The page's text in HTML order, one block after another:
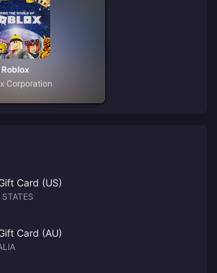
Roblox
Corporation
Card (US)
Card (AU)